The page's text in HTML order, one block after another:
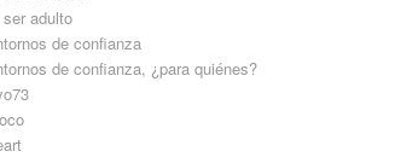
adulto
de confianza
de confianza, ¿para quiénes?